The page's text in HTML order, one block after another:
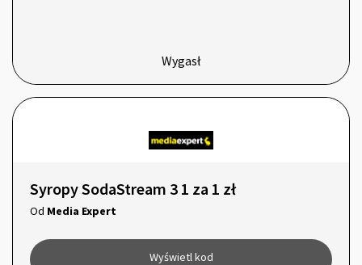
Wygasł
Syropy SodaStream 3 1 za 1 zł
Od Media Expert
Wyświetl kod